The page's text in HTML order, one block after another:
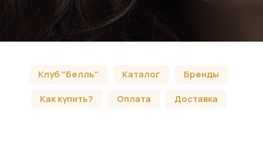
Клуб "Белль" Каталог
Бренды
Как купить?
Оплата Доставка